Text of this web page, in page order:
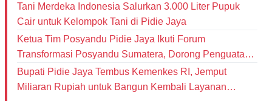
Tani Merdeka Indonesia Salurkan 3.000 Liter Pupuk
Cair untuk Kelompok Tani di Pidie Jaya
Ketua Tim Posyandu Pidie Jaya Ikuti Forum
Transformasi Posyandu Sumatera, Dorong Penguatan
Layanan Enam Bidang SPM
Bupati Pidie Jaya Tembus Kemenkes RI, Jemput
Miliaran Rupiah untuk Bangun Kembali Layanan